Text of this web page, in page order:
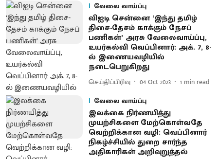
வேலை வாய்ப்பு
விஐடி சென்னை ‘இந்து தமிழ்
திசை-தேசம் காக்கும் நேசப்
பணிகள்’ அரசு வேலைவாய்ப்பு,
உயர்கல்வி வெப்பினார்: அக். 7, 8-
ல் இணையவழியில்
நடைபெறுகிறது
செய்திப்பிரிவு 04 Oct 2023 1 min read
வேலை வாய்ப்பு
இலக்கை நிர்ணயித்து
முயற்சிகளை மேற்கொள்வதே
வெற்றிக்கான வழி: வெப்பினார்
நிகழ்ச்சியில் துறை சார்ந்த
அதிகாரிகள் அறிவுறுத்தல்